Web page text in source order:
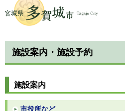
多賀城市
施設案内・施設予約
施設案内
市役所など